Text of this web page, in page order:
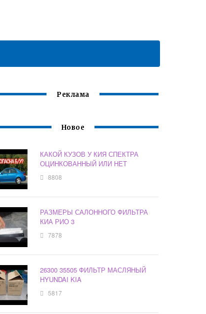
Реклама
Новое
КАКОЙ КУЗОВ У КИЯ СПЕКТРА
ОЦИНКОВАННЫЙ ИЛИ НЕТ
8808
РАЗМЕРЫ САЛОННОГО ФИЛЬТРА
КИА РИО 3
7878
26300 35505 ФИЛЬТР МАСЛЯНЫЙ
HYUNDAI KIA
5817